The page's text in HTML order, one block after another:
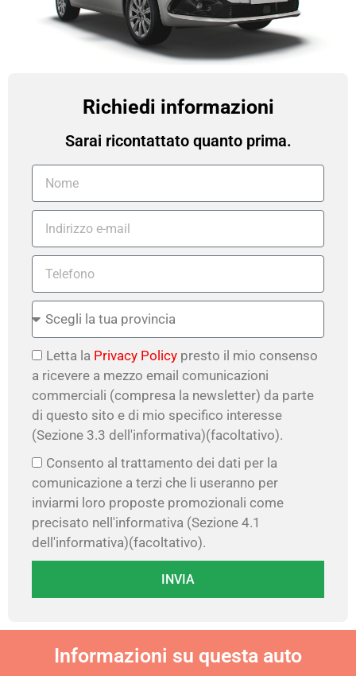
Richiedi informazioni
Sarai ricontattato quanto prima.
Letta la Privacy Policy presto il mio consenso
a ricevere a mezzo email comunicazioni
commerciali (compresa la newsletter) da parte
di questo sito e di mio specifico interesse
(Sezione 3.3 dell'informativa)(facoltativo).
Consento al trattamento dei dati per la
comunicazione a terzi che li useranno per
inviarmi loro proposte promozionali come
precisato nell'informativa (Sezione 4.1
dell'informativa)(facoltativo).
INVIA
Informazioni su questa auto